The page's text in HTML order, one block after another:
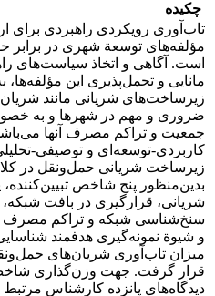
چکیده
تاب‌آوری رویکردی راهبردی برای
مؤلفه‌های توسعة شهری در برابر
است. آگاهی و اتخاذ سیاست‌های
مانایی و تحمل‌پذیری این
زیرساخت‌های شریانی مانند
ضروری و مهم در شهرها و به
جمعیت و تراکم مصرف آنها
کاربردی-توسعه‌ای و توصیفی-
زیرساخت شریانی حمل‌ونقل در
بدین‌منظور پنج شاخص
شریانی، قرارگیری در بافت
سنخ‌شناسی شبکه و تراکم مصرف
و شیوة نمونه‌گیری هدفمند
میزان تاب‌آوری شریان‌های
قرار گرفت. جهت وزن‌گذاری
دیدگاه‌های پانزده کارشناس